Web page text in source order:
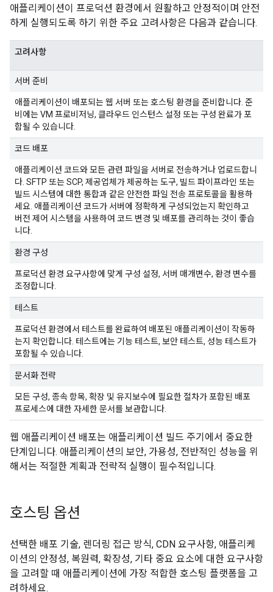
애플리케이션이 프로덕션 환경에서 원활하고 안정적이며 안전
하게 실행되도록 하기 위한 주요 고려사항은 다음과 같습니다.
고려사항
서버 준비
애플리케이션이 배포되는 웹 서버 또는 호스팅 환경을 준비합니다. 준
비에는 VM 프로비저닝, 클라우드 인스턴스 설정 또는 구성 완료가 포
함될 수 있습니다.
코드 배포
애플리케이션 코드와 모든 관련 파일을 서버로 전송하거나 업로드합니
다. SFTP 또는 SCP, 제공업체가 제공하는 도구, 빌드 파이프라인 또는
빌드 시스템에 대한 통합과 같은 안전한 파일 전송 프로토콜을 활용하
세요. 애플리케이션 코드가 서버에 정확하게 구성되었는지 확인하고
버전 제어 시스템을 사용하여 코드 변경 및 배포를 관리하는 것이 좋습
니다.
환경 구성
프로덕션 환경 요구사항에 맞게 구성 설정, 서버 매개변수, 환경 변수를
조정합니다.
테스트
프로덕션 환경에서 테스트를 완료하여 배포된 애플리케이션이 작동하
는지 확인합니다. 테스트에는 기능 테스트, 보안 테스트, 성능 테스트가
포함될 수 있습니다.
문서화 전략
모든 구성, 종속 항목, 확장 및 유지보수에 필요한 절차가 포함된 배포
프로세스에 대한 자세한 문서를 보관합니다.
웹 애플리케이션 배포는 애플리케이션 빌드 주기에서 중요한
단계입니다. 애플리케이션의 보안, 가용성, 전반적인 성능을 위
해서는 적절한 계획과 전략적 실행이 필수적입니다.
호스팅 옵션
선택한 배포 기술, 렌더링 접근 방식, CDN 요구사항, 애플리케
이션의 안정성, 복원력, 확장성, 기타 중요 요소에 대한 요구사항
을 고려할 때 애플리케이션에 가장 적합한 호스팅 플랫폼을 고
려하세요.